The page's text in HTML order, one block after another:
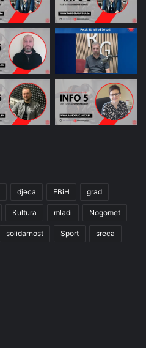
djeca FBiH grad
Kultura mladi Nogomet
solidarnost Sport sreca